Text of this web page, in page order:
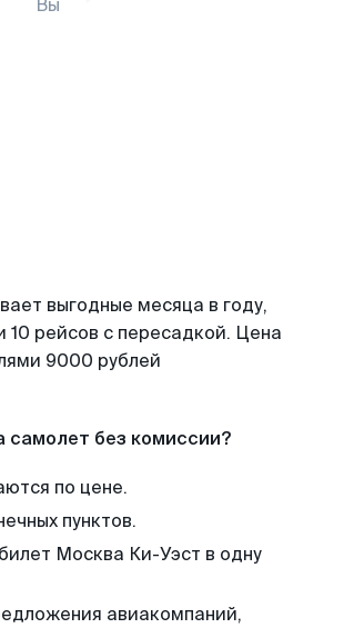
Вы
выгодные месяца в году,
рейсов с пересадкой. Цена
9000 рублей
самолет без комиссии?
по цене.
пунктов.
Москва Ки-Уэст в одну
авиакомпаний,